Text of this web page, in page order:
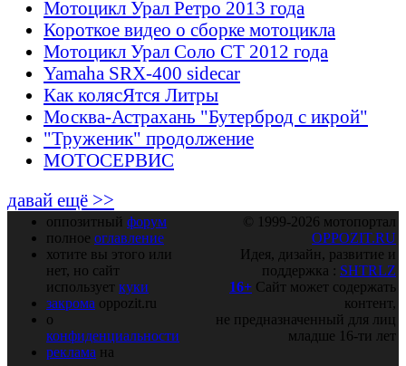
Мотоцикл Урал Ретро 2013 года
Короткое видео о сборке мотоцикла
Мотоцикл Урал Соло СТ 2012 года
Yamaha SRX-400 sidecar
Как колясЯтся Литры
Москва-Астрахань "Бутерброд с икрой"
"Труженик" продолжение
МОТОСЕРВИС
давай ещё >>
оппозитный форум
полное оглавление
хотите вы этого или
нет, но сайт
использует куки
закрома oppozit.ru
о
конфиденциальности
реклама на
© 1999-2026 мотопортал
OPPOZIT.RU
Идея, дизайн, развитие и
поддержка : SHTRLZ
16+ Сайт может содержать
контент,
не предназначенный для лиц
младше 16-ти лет